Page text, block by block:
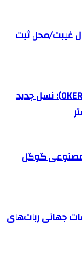
ویژه سربازان با ۸ سال غیبت/محل ثبت
معرفی کرکره فولادی اوکر (OKER)؛ نسل جدید
گوگل
جهانی ربات‌های